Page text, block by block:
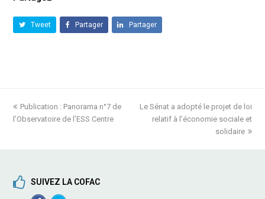
Tweet Partager Partager
previous
post:
Publication : Panorama n°7 de
l’Observatoire de l’ESS Centre
next
post:
Le Sénat a adopté le projet de loi
relatif à l’économie sociale et
solidaire
SUIVEZ LA COFAC